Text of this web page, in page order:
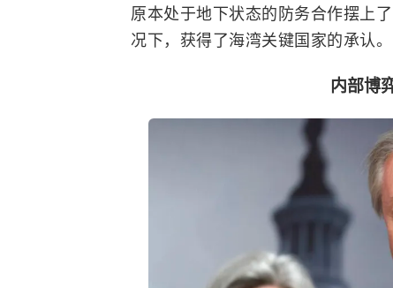
原本处于地下状态的防务合作摆上
况下，获得了海湾关键国家的承认。
内部博